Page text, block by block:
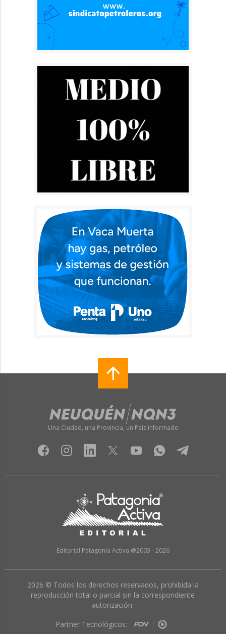
Una Ciudad, una Provincia, un País informado
Editorial Patagonia Activa @2003 - 2026
2026 © Todos los derechos reservados, prohibida la
reproducción total o parcial sin la correspondiente
autorización.
Partner Tecnológicos: